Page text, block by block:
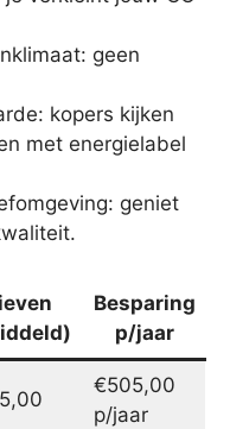
geen
kopers kijken
met energielabel
geniet
Besparing
p/jaar
€505,00
p/jaar